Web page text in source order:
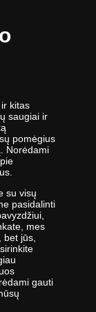
val.
kalyklų atstovė ir
Nuo 2009
Group“
grupė Europoje
šalių, kuriuose
valstybinė
metų. Norvegijos
šalių monetas,
medalį. 2012 m.
kitas
saugiai ir
pomėgius
Norėdami
su visų
pasidalinti
mes
jūs,
gauti